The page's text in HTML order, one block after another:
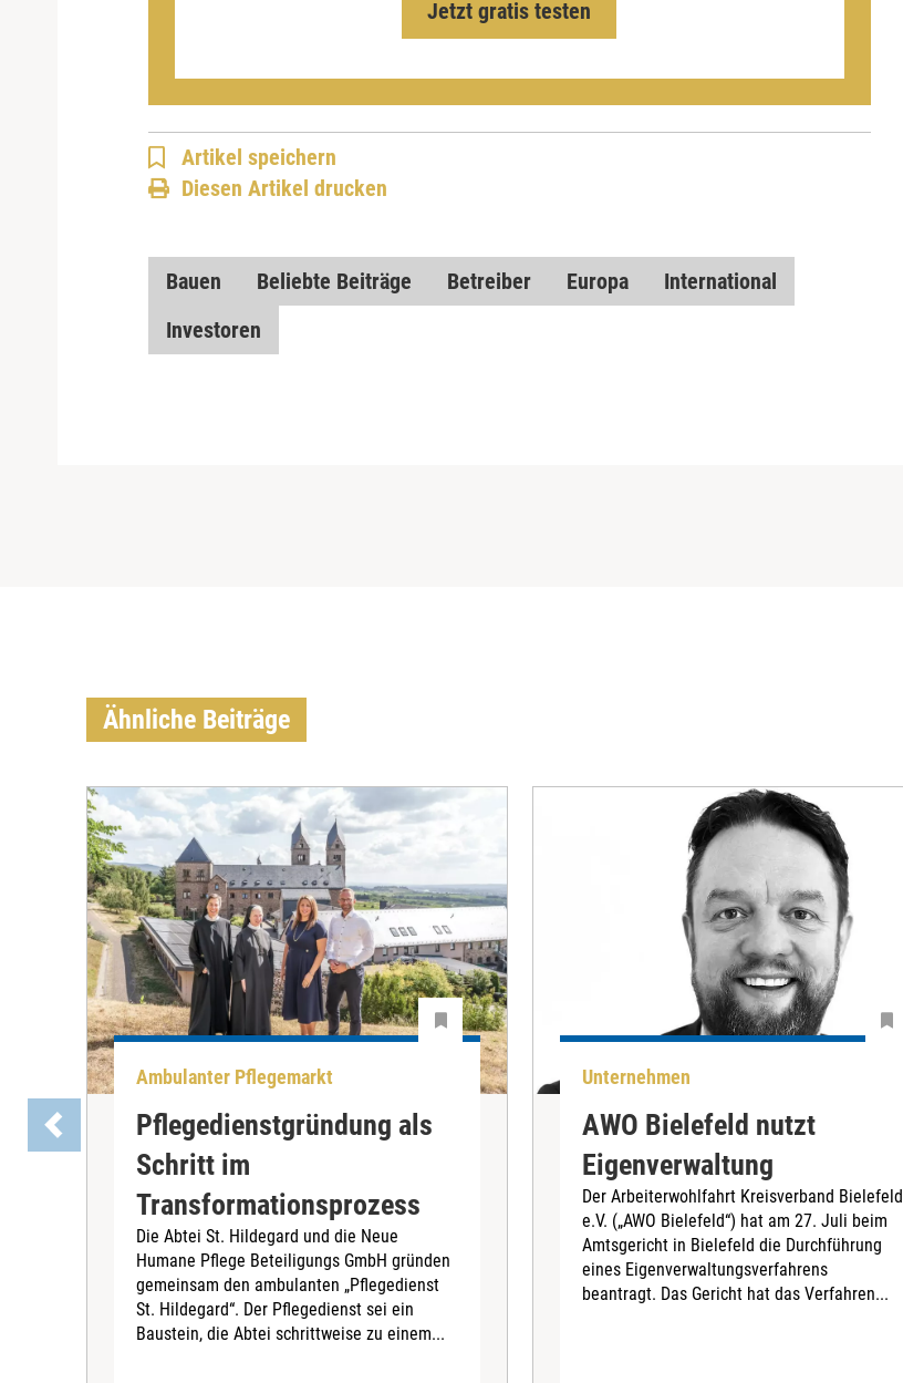
Jetzt gratis testen
Artikel speichern
Diesen Artikel drucken
Bauen Beliebte Beiträge Betreiber Europa
International
Investoren
Ähnliche Beiträge
Ambulanter Pflegemarkt
Pflegedienstgründung als
Schritt im
Transformationsprozess
Die Abtei St. Hildegard und die Neue
Humane Pflege Beteiligungs GmbH gründen
gemeinsam den ambulanten „Pflegedienst
St. Hildegard“. Der Pflegedienst sei ein
Baustein, die Abtei schrittweise zu einem...
Unternehmen
AWO Bielefeld nutzt
Eigenverwaltung
Der Arbeiterwohlfahrt Kreisverband Bielefeld
e.V. („AWO Bielefeld“) hat am 27. Juli beim
Amtsgericht in Bielefeld die Durchführung
eines Eigenverwaltungsverfahrens
beantragt. Das Gericht hat das Verfahren...